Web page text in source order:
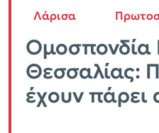
Λάρισα
Ομοσπονδία
Θεσσαλίας:
έχουν